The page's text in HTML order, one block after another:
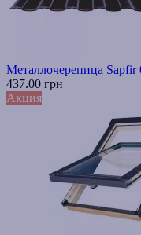
Металлочерепица
437.00 грн
Акция